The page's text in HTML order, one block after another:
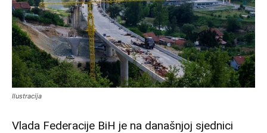
Ilustracija
Vlada Federacije BiH je na današnjoj sjednici